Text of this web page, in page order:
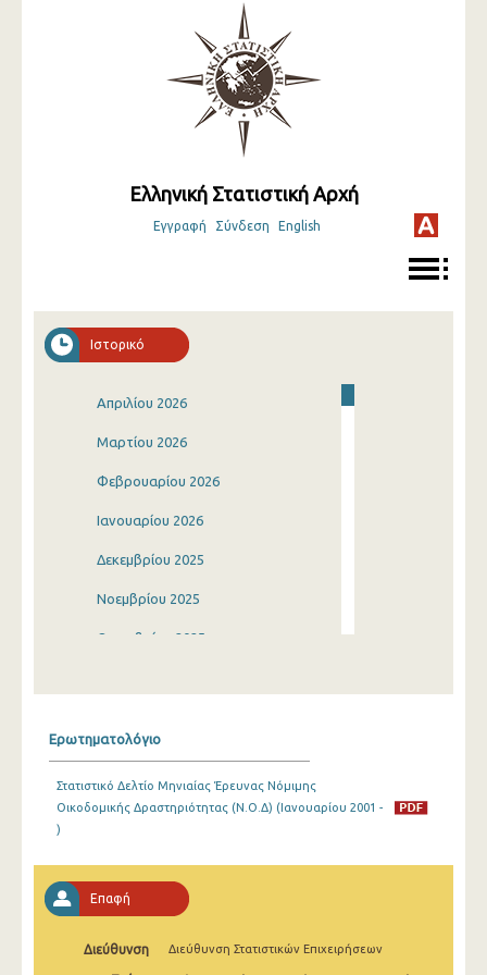
Ελληνική Στατιστική Αρχή
Εγγραφή Σύνδεση English
Ιστορικό
Απριλίου 2026
Μαρτίου 2026
Φεβρουαρίου 2026
Ιανουαρίου 2026
Δεκεμβρίου 2025
Νοεμβρίου 2025
Οκτωβρίου 2025
Ιουνίου 2025
Μαρτίου 2025
Φεβρουαρίου 2025
Ερωτηματολόγιο
Στατιστικό Δελτίο Μηνιαίας Έρευνας Νόμιμης
Οικοδομικής Δραστηριότητας (Ν.Ο.Δ) (Ιανουαρίου 2001 -
)
Επαφή
Διεύθυνση Διεύθυνση Στατιστικών Επιχειρήσεων